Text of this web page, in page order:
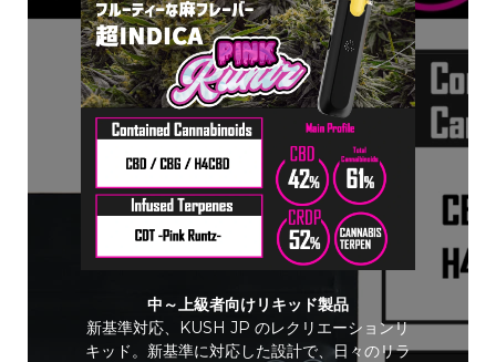
中～上級者向けリキッド製品
新基準対応、KUSH JP のレクリエーションリ
キッド。新基準に対応した設計で、日々のリラ